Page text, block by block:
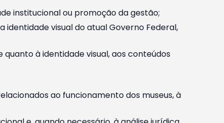
institucional ou promoção da gestão;
visual do atual Governo Federal,
quanto à identidade visual, aos conteúdos
ao funcionamento dos museus, à